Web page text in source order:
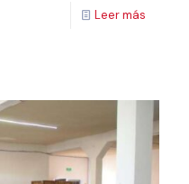
Leer más